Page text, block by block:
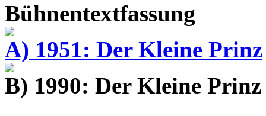
Bühnentextfassung
A) 1951: Der Kleine Prinz
B) 1990: Der Kleine Prinz